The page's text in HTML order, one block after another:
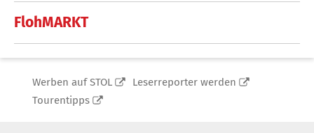
FlohMARKT
Werben auf STOL
Leserreporter werden
Tourentipps